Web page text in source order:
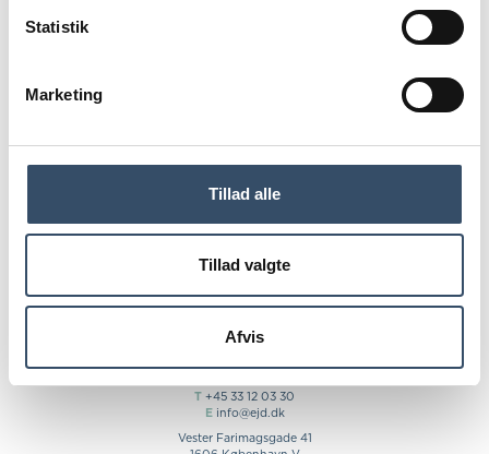
Statistik
Marketing
Tillad alle
Tillad valgte
Afvis
at få adgang
T +45 33 12 03 30
Einfo@ejd.dk
Vester Farimagsgade 41